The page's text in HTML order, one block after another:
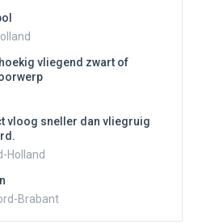
vliegend zwart of
vloog sneller dan vliegruig
Holland
Brabant